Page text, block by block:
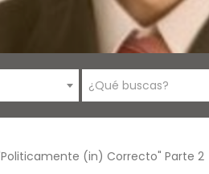
¿Qué buscas?
(in) Correcto" Parte 2